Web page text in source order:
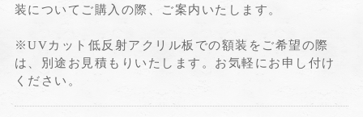
装についてご購入の際、ご案内いたします。
※UVカット低反射アクリル板での額装をご希望の際
は、別途お見積もりいたします。お気軽にお申し付け
ください。